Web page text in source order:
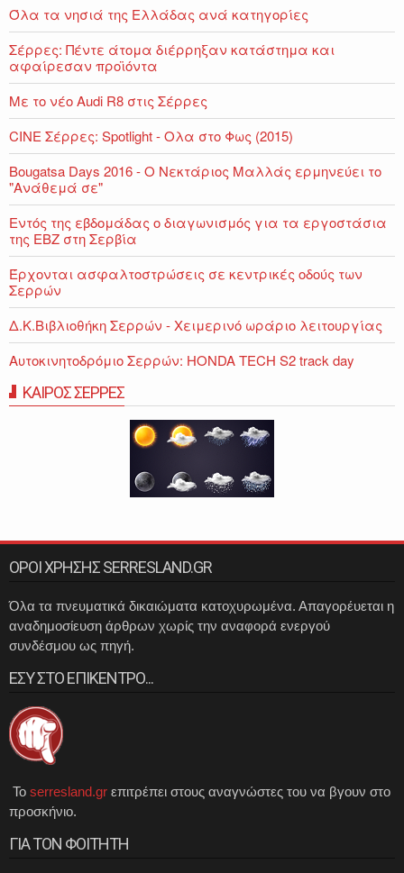
Όλα τα νησιά της Ελλάδας ανά κατηγορίες
Σέρρες: Πέντε άτομα διέρρηξαν κατάστημα και
αφαίρεσαν προϊόντα
Με το νέο Audi R8 στις Σέρρες
CINE Σέρρες: Spotlight - Ολα στο Φως (2015)
Bougatsa Days 2016 - Ο Νεκτάριος Μαλλάς ερμηνεύει το
"Ανάθεμά σε"
Εντός της εβδομάδας ο διαγωνισμός για τα εργοστάσια
της ΕΒΖ στη Σερβία
Έρχονται ασφαλτοστρώσεις σε κεντρικές οδούς των
Σερρών
Δ.Κ.Βιβλιοθήκη Σερρών - Χειμερινό ωράριο λειτουργίας
Αυτοκινητοδρόμιο Σερρών: HONDA TECH S2 track day
ΚΑΙΡΟΣ ΣΕΡΡΕΣ
ΟΡΟΙ ΧΡΗΣΗΣ SERRESLAND.GR
Όλα τα πνευματικά δικαιώματα κατοχυρωμένα. Απαγορέυεται η
αναδημοσίευση άρθρων χωρίς την αναφορά ενεργού
συνδέσμου ως πηγή.
ΕΣΥ ΣΤΟ ΕΠΙΚΕΝΤΡΟ...
Το serresland.gr επιτρέπει στους αναγνώστες του να βγουν στο
προσκήνιο.
ΓΙΑ ΤΟΝ ΦΟΙΤΗΤΗ